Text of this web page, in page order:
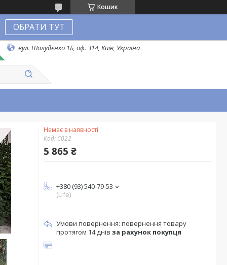
Кошик
ОБРАТИ ТУТ
вул. Шолуденко 1Б, оф. 314, Київ, Україна
Немає в наявності
Код: С022
5 865 ₴
+380 (93) 540-79-53
(Life)
повернення товару
протягом 14 днів за рахунок покупця